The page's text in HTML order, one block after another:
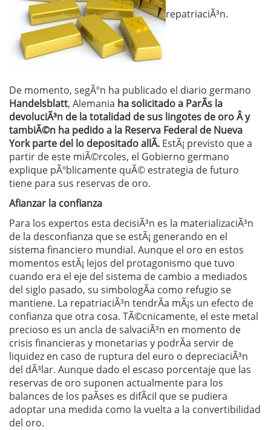
repatriaciÃ³n.
De momento, segÃºn ha publicado el diario germano
Handelsblatt, Alemania ha solicitado a ParÃ­s la
devoluciÃ³n de la totalidad de sus lingotes de oro Â y
tambiÃ©n ha pedido a la Reserva Federal de Nueva
York parte del lo depositado allÃ­. EstÃ¡ previsto que a
partir de este miÃ©rcoles, el Gobierno germano
explique pÃºblicamente quÃ© estrategia de futuro
tiene para sus reservas de oro.
Afianzar la confianza
Para los expertos esta decisiÃ³n es la materializaciÃ³n
de la desconfianza que se estÃ¡ generando en el
sistema financiero mundial. Aunque el oro en estos
momentos estÃ¡ lejos del protagonismo que tuvo
cuando era el eje del sistema de cambio a mediados
del siglo pasado, su simbologÃ­a como refugio se
mantiene. La repatriaciÃ³n tendrÃ­a mÃ¡s un efecto de
confianza que otra cosa. TÃ©cnicamente, el este metal
precioso es un ancla de salvaciÃ³n en momento de
crisis financieras y monetarias y podrÃ­a servir de
liquidez en caso de ruptura del euro o depreciaciÃ³n
del dÃ³lar. Aunque dado el escaso porcentaje que las
reservas de oro suponen actualmente para los
balances de los paÃ­ses es difÃ­cil que se pudiera
adoptar una medida como la vuelta a la convertibilidad
del oro.